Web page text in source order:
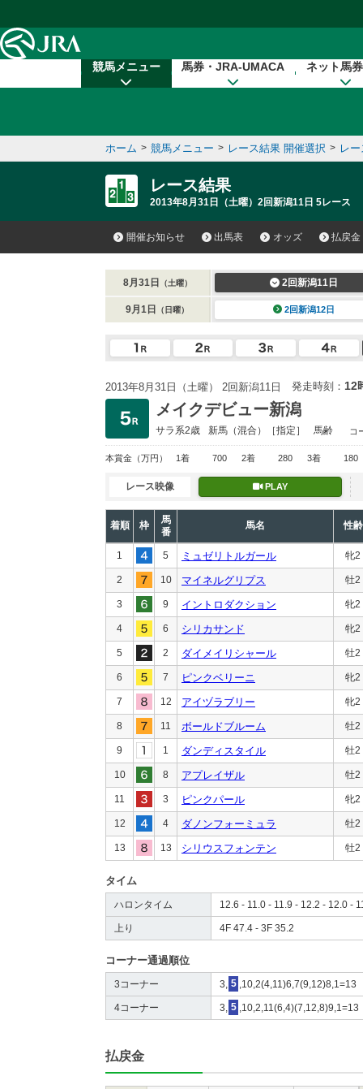
競馬メニュー 馬券・JRA-UMACA ネット馬
ホーム > 競馬メニュー > レース結果 開催選択 > レ
レース結果
2013年8月31日（土曜）2回新潟11日 5レース
開催お知らせ 出馬表 オッズ 払戻金
8月31日 （土曜） 2回新潟11日
9月1日 （日曜） 2回新潟12日
2013年8月31日（土曜） 2回新潟11日 発走時刻： 12
メイクデビュー新潟
サラ系2歳 新馬 （混合）［指定］ 馬齢 コ
本賞金 （万円） 1着 700 2着 280 3着 180
レース映像 PLAY
着順 枠
馬
番
馬名 性齢
1 5 ミュゼリトルガール 牝2
2 10 マイネルグリプス 牡2
3 9 イントロダクション 牝2
4 6 シリカサンド 牝2
5 2 ダイメイリシャール 牡2
6 7 ピンクベリーニ 牝2
7 12 アイヅラブリー 牝2
8 11 ボールドブルーム 牡2
9 1 ダンディスタイル 牡2
10 8 アプレイザル 牡2
11 3 ピンクパール 牝2
12 4 ダノンフォーミュラ 牡2
13 13 シリウスフォンテン 牡2
タイム
ハロンタイム 12.6 - 11.0 - 11.9 - 12.2 - 12.0 -
上り 4F 47.4 - 3F 35.2
コーナー通過順位
3コーナー 3, 5 ,10,2(4,11)6,7(9,12)8,1=13
4コーナー 3, 5 ,10,2,11(6,4)(7,12,8)9,1=13
払戻金